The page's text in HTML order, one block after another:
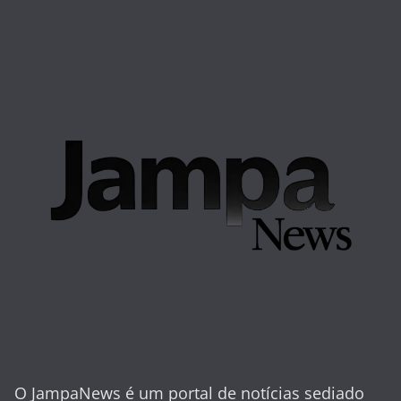
O JampaNews é um portal de notícias sediado